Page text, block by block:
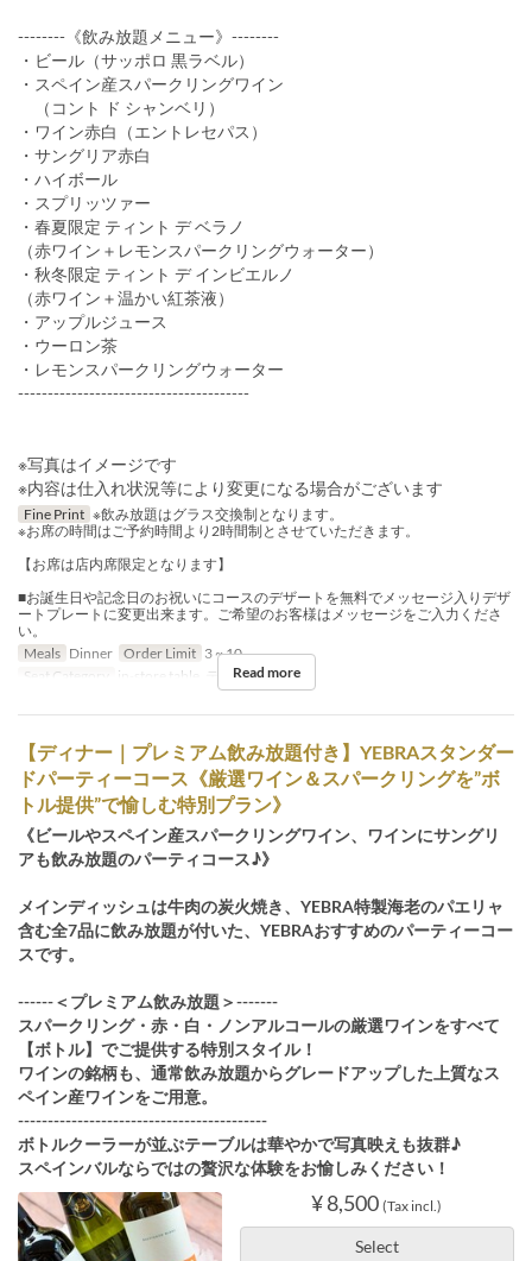
--------《飲み放題メニュー》--------
・ビール（サッポロ 黒ラベル）
・スペイン産スパークリングワイン
（コント ド シャンベリ）
・ワイン赤白（エントレセパス）
・サングリア赤白
・ハイボール
・スプリッツァー
・春夏限定 ティント デ ベラノ
（赤ワイン＋レモンスパークリングウォーター）
・秋冬限定 ティント デ インビエルノ
（赤ワイン＋温かい紅茶液）
・アップルジュース
・ウーロン茶
・レモンスパークリングウォーター
---------------------------------------
※写真はイメージです
※内容は仕入れ状況等により変更になる場合がございます
Fine Print ※飲み放題はグラス交換制となります。
※お席の時間はご予約時間より2時間制とさせていただきます。
【お席は店内席限定となります】
■お誕生日や記念日のお祝いにコースのデザートを無料でメッセージ入りデザ
ートプレートに変更出来ます。ご希望のお客様はメッセージをご入力くださ
い。
Meals Dinner Order Limit 3 ~ 10
Seat Category
in-store table, テラス（テント）
Read more
【ディナー｜プレミアム飲み放題付き】YEBRAスタンダー
ドパーティーコース《厳選ワイン＆スパークリングを”ボ
トル提供”で愉しむ特別プラン》
《ビールやスペイン産スパークリングワイン、ワインにサングリ
アも飲み放題のパーティコース♪》
メインディッシュは牛肉の炭火焼き、YEBRA特製海老のパエリャ
含む全7品に飲み放題が付いた、YEBRAおすすめのパーティーコー
スです。
------＜プレミアム飲み放題＞-------
スパークリング・赤・白・ノンアルコールの厳選ワインをすべて
【ボトル】でご提供する特別スタイル！
ワインの銘柄も、通常飲み放題からグレードアップした上質なス
ペイン産ワインをご用意。
------------------------------------------
ボトルクーラーが並ぶテーブルは華やかで写真映えも抜群♪
スペインバルならではの贅沢な体験をお愉しみください！
¥ 8,500 (Tax incl.)
Select